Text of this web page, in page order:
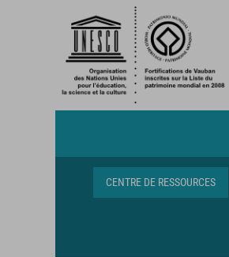
Aller au contenu principal
Fil d'Ariane
CENTRE DE RESSOURCES